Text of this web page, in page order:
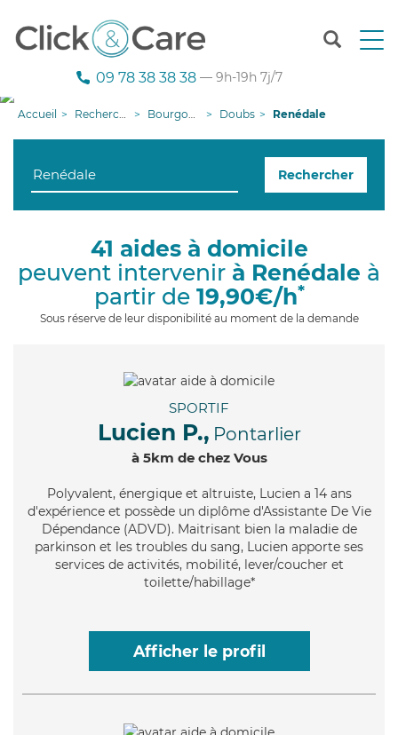
T
n
g
i
09 78 38 38 38 — 9h-19h 7j/7
Accueil Recherche aide à domicile Bourgogne-Franche-Comté Doubs Renédale
Rechercher
41 aides à domicile
peuvent intervenir à Renédale à
partir de 19,90€/h*
Sous réserve de leur disponibilité au moment de la demande
SPORTIF
Lucien P., Pontarlier
à 5km de chez Vous
Polyvalent, énergique et altruiste, Lucien a 14 ans
d'expérience et possède un diplôme d'Assistante De Vie
Dépendance (ADVD). Maitrisant bien la maladie de
parkinson et les troubles du sang, Lucien apporte ses
services de activités, mobilité, lever/coucher et
toilette/habillage*
Afficher le profil